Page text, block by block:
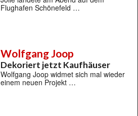
Flughafen Schönefeld …
Wolfgang Joop
Dekoriert jetzt Kaufhäuser
Wolfgang Joop widmet sich mal wieder
einem neuen Projekt …